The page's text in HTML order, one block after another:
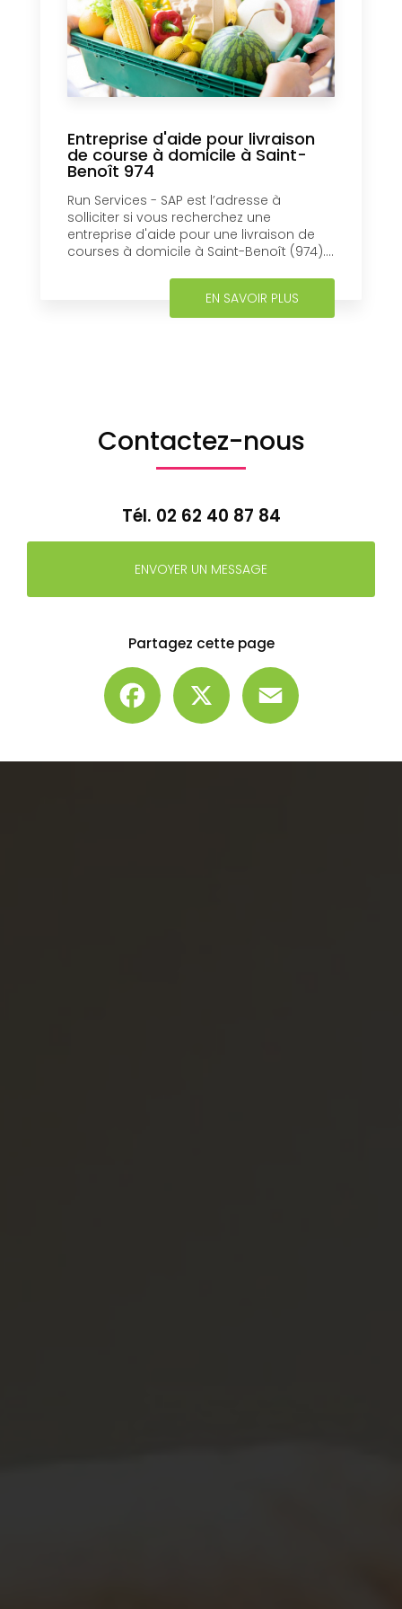
Entreprise d'aide pour livraison
de course à domicile à Saint-
Benoît 974
Run Services - SAP est l’adresse à
solliciter si vous recherchez une
entreprise d'aide pour une livraison de
courses à domicile à Saint-Benoît (974)....
EN SAVOIR PLUS
Contactez-nous
Tél. 02 62 40 87 84
ENVOYER UN MESSAGE
Partagez cette page
Facebook